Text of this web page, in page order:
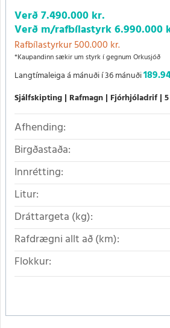
Verð7.490.000 kr.
Verð m/rafbílastyrk6.990.000
Rafbílastyrkur 500.000 kr.
*Kaupandinn sækir um styrk í gegnum Orkusjóð
Langtímaleiga á mánuði í 36 mánuði
Sjálfskipting Rafmagn Fjórhjóladrif
Afhending:
Birgðastaða:
Innrétting:
Litur:
Dráttargeta (kg):
Rafdrægni allt að (km):
Flokkur: